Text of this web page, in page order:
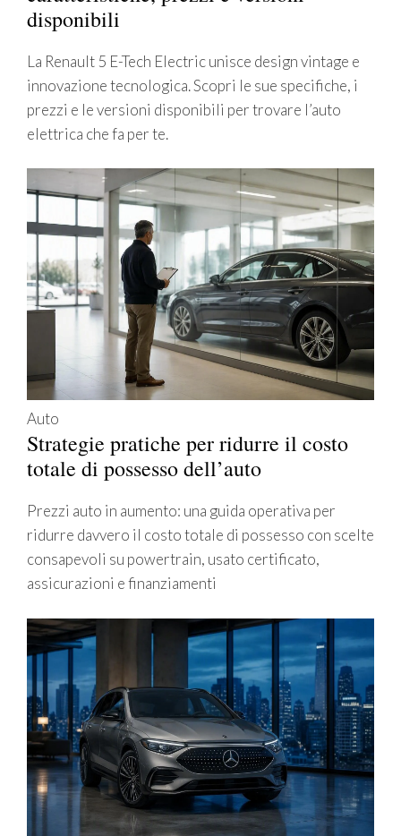
disponibili
La Renault 5 E-Tech Electric unisce design vintage e
innovazione tecnologica. Scopri le sue specifiche, i
prezzi e le versioni disponibili per trovare l’auto
elettrica che fa per te.
Auto
Strategie pratiche per ridurre il costo
totale di possesso dell’auto
Prezzi auto in aumento: una guida operativa per
ridurre davvero il costo totale di possesso con scelte
consapevoli su powertrain, usato certificato,
assicurazioni e finanziamenti